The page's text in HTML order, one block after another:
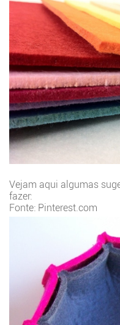
Vejam aqui algumas
fazer:
Fonte: Pinterest.com